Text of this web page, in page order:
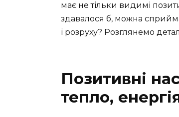
має не тільки видимі
здавалося б, можна
і розруху? Розглянемо
Позитивні
тепло,